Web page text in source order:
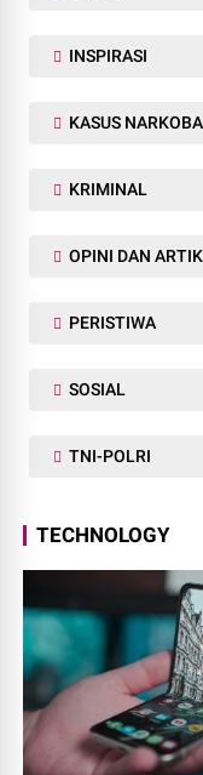
INSPIRASI
KASUS NARKOBA
KRIMINAL
OPINI DAN
PERISTIWA
SOSIAL
TNI-POLRI
TECHNOLOGY